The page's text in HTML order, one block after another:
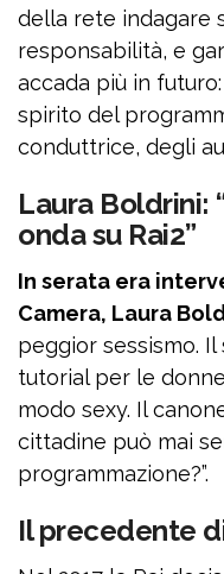
della rete indagare
responsabilità, e
accada più in
spirito del
conduttrice, degli
Laura Boldrini:
onda su Rai2”
In serata era
Camera, Laura
peggior sessismo.
tutorial per le
modo sexy. Il
cittadine può mai
programmazione?”.
Il precedente